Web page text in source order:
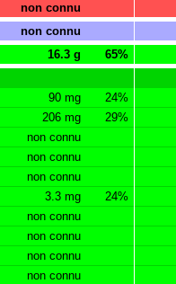
non connu
non connu
16.3 g
65%
90 mg
24%
206 mg
29%
non connu
non connu
non connu
3.3 mg
24%
non connu
non connu
non connu
non connu